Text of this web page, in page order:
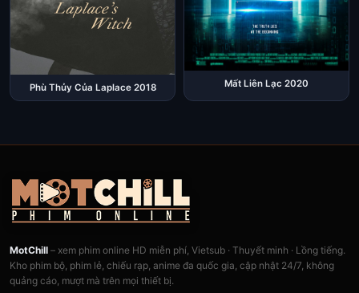
Phù Thủy Của Laplace 2018 Mất Liên Lạc 2020
MotChill – xem phim online HD miễn phí, Vietsub · Thuyết minh · Lồng tiếng.
Kho phim bộ, phim lẻ, chiếu rạp, anime đa quốc gia, cập nhật 24/7, không
quảng cáo, mượt mà trên mọi thiết bị.